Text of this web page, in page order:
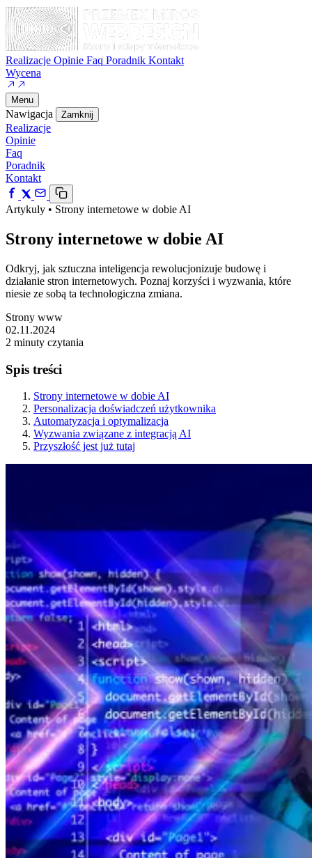
Realizacje Opinie Faq Poradnik Kontakt
Wycena
Menu
Nawigacja Zamknij
Realizacje
Opinie
Faq
Poradnik
Kontakt
Artykuly • Strony internetowe w dobie AI
Strony internetowe w dobie AI
Odkryj, jak sztuczna inteligencja rewolucjonizuje budowę i
działanie stron internetowych. Poznaj korzyści i wyzwania, które
niesie ze sobą ta technologiczna zmiana.
Strony www
02.11.2024
2 minuty czytania
Spis treści
Strony internetowe w dobie AI
Personalizacja doświadczeń użytkownika
Automatyzacja i optymalizacja
Wyzwania związane z integracją AI
Przyszłość jest już tutaj